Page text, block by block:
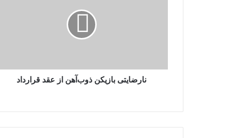
نارضایتی بازیکن ذوب‌آهن از عقد قرارداد